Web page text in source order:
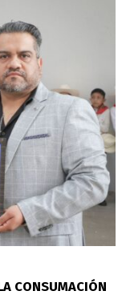
CONSUMACIÓN